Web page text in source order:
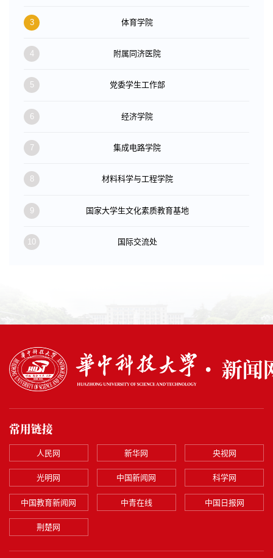
3 体育学院
4 附属同济医院
5 党委学生工作部
6 经济学院
7 集成电路学院
8 材料科学与工程学院
9 国家大学生文化素质教育基地
10 国际交流处
常用链接
人民网 新华网 央视网
光明网 中国新闻网 科学网
中国教育新闻网 中青在线 中国日报网
荆楚网